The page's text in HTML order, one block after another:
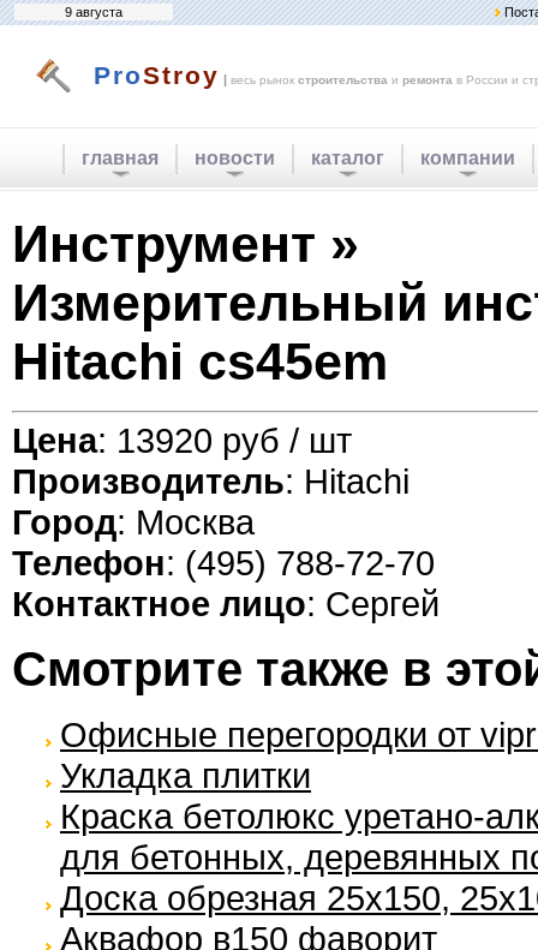
9 августа
ProStroy | весь рынок строительства и ремонта в России и
главная новости каталог компании
Инструмент »
Измерительный
Hitachi cs45em
Цена: 13920 руб / шт
Производитель: Hitachi
Город: Москва
Телефон: (495) 788-72-70
Контактное лицо: Сергей
Смотрите также в
Офисные перегородки от
Укладка плитки
Краска бетолюкс уретано-
для бетонных, деревянных
Доска обрезная 25х150,
Аквафор в150 фаворит